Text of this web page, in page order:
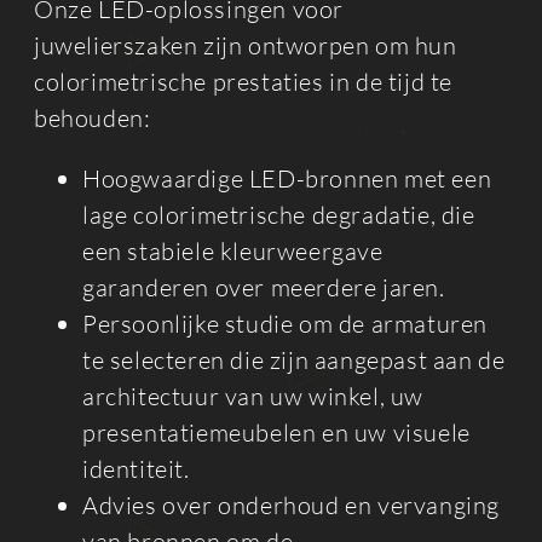
Onze LED-oplossingen voor
juwelierszaken zijn ontworpen om hun
colorimetrische prestaties in de tijd te
behouden:
Hoogwaardige LED-bronnen met een
lage colorimetrische degradatie, die
een stabiele kleurweergave
garanderen over meerdere jaren.
Persoonlijke studie om de armaturen
te selecteren die zijn aangepast aan de
architectuur van uw winkel, uw
presentatiemeubelen en uw visuele
identiteit.
Advies over onderhoud en vervanging